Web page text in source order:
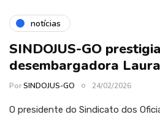
notícias
SINDOJUS-GO
desembargadora
PorSINDOJUS-GO 24/02/2026
O presidente do Sindicato dos